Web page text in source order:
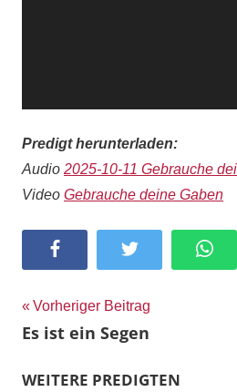
Predigt herunterladen:
Audio 2025-10-11 Gebrauche
Video Gebrauche deine Gaben
Facebook Twitter
Vorheriger Beitrag
Es ist ein Segen
WEITERE PREDIGTEN